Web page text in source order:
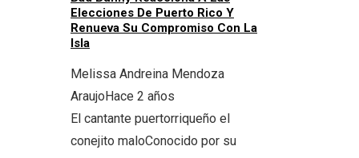
Elecciones De Puerto Rico Y
Renueva Su Compromiso Con La
Isla
Melissa Andreina Mendoza
AraujoHace 2 años
El cantante puertorriqueño el
conejito maloConocido por su